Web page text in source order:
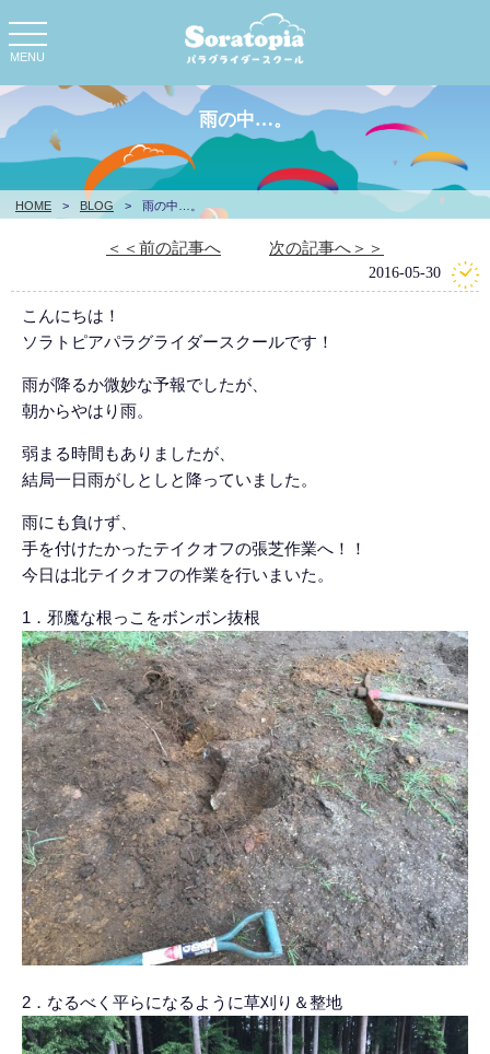
toggle
navigation
MENU
HOME > BLOG > 雨の中…。
雨の中…。
＜＜前の記事へ 次の記事へ＞＞
2016-05-30
こんにちは！
ソラトピアパラグライダースクールです！
雨が降るか微妙な予報でしたが、
朝からやはり雨。
弱まる時間もありましたが、
結局一日雨がしとしと降っていました。
雨にも負けず、
手を付けたかったテイクオフの張芝作業へ！！
今日は北テイクオフの作業を行いまいた。
1．邪魔な根っこをボンボン抜根
2．なるべく平らになるように草刈り＆整地